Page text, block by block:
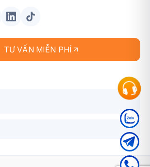
TƯ VẤN MIỄN PHÍ